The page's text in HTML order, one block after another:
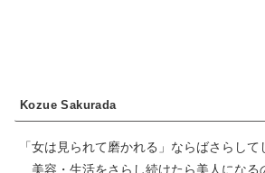
Kozue Sakurada
「女は見られて磨かれる」ならばさらし
美容・生活をさらし続けたら美人になる